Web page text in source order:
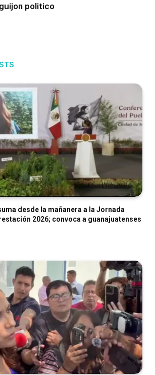
politico
desde la mañanera a la Jornada
2026; convoca a guanajuatenses